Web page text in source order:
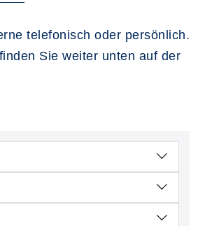
telefonisch oder persönlich.
Sie weiter unten auf der